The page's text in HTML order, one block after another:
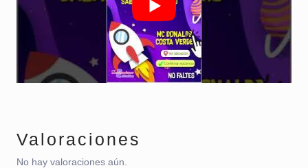
Valoraciones
No hay valoraciones aún.